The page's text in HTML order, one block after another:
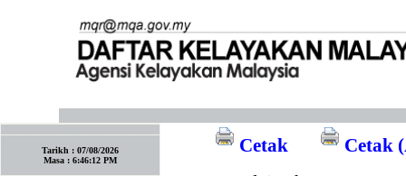
Tarikh : 07/08/2026
Masa : 6:46:12 PM
Cetak
Cetak